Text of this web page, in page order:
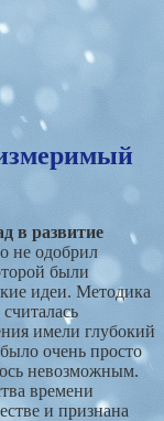
в развитие
не одобрил
были
идеи. Методика
имели глубокий
очень просто
невозможным.
времени
и признана